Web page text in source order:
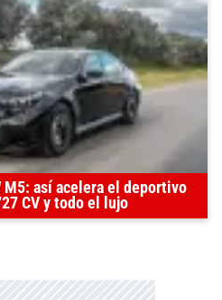
M5: así acelera el deportivo
CV y todo el lujo